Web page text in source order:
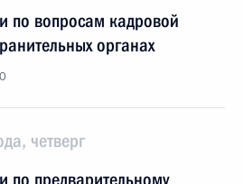
по вопросам кадровой
органах
четверг
по предварительному